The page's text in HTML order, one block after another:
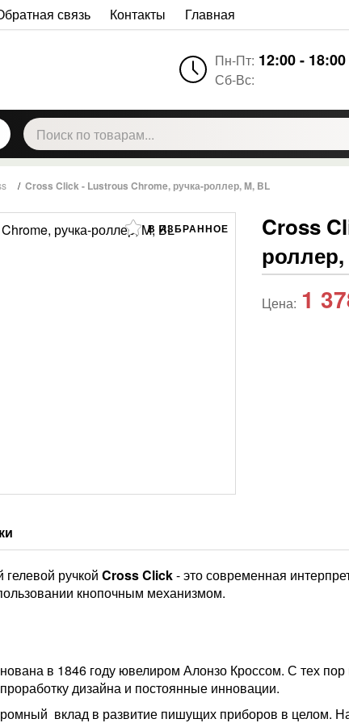
связь Контакты Главная
Пн-Пт: 12:00 - 18:00
Сб-Вс:
/ Cross Click - Lustrous Chrome, ручка-роллер, M, BL
В ИЗБРАННОЕ
Cross
Цена: 1
ручкой Cross Click- это современная
кнопочным механизмом.
в 1846 году ювелиром Алонзо Кроссом. С тех
дизайна и постоянные инновации.
вклад в развитие пишущих приборов в целом.